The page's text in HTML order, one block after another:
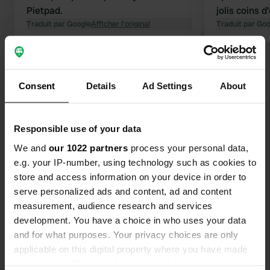
Consent Details Ad Settings About
Responsible use of your data
We and our 1022 partners process your personal data,
e.g. your IP-number, using technology such as cookies to
store and access information on your device in order to
serve personalized ads and content, ad and content
measurement, audience research and services
development. You have a choice in who uses your data
and for what purposes. Your privacy choices are only
applicable on this digital property where you have made
Pietpad.
Traduit par GoogleAfficher l'original
jolis coins
sanitaires
Traduit par
Contact
Emplacement
Hoofdstraat 12
9443 TJ, Schoonloo, Pays-Bas